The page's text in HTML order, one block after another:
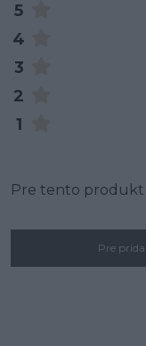
5
4
3
2
1
Pre tento produkt
Pre